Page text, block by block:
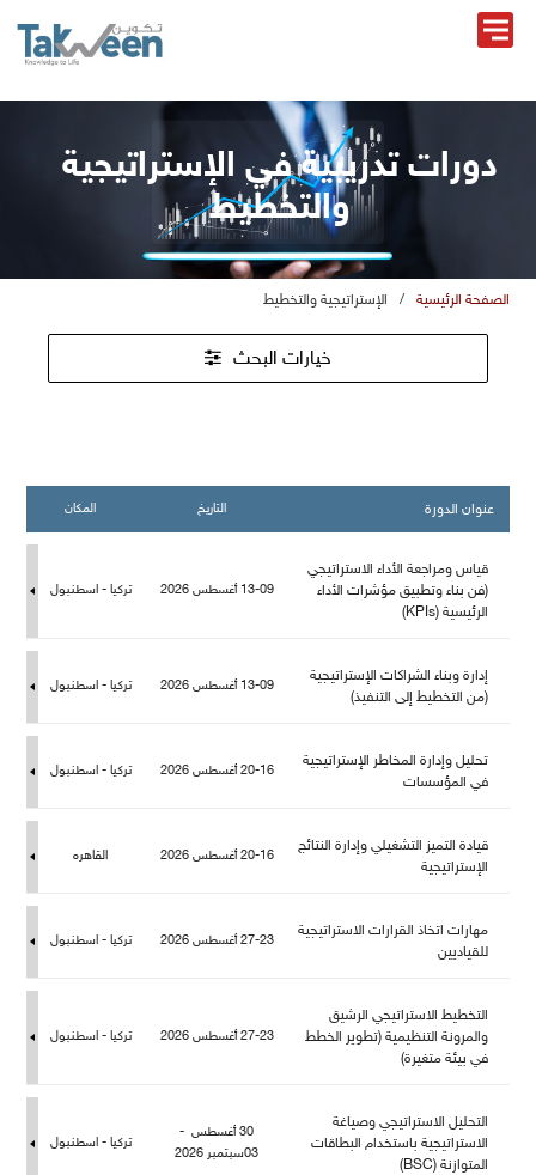
دورات تدريبية في الإستراتيجية
والتخطيط
الصفحة الرئيسية / الإستراتيجية والتخطيط
خيارات البحث
عنوان الدورة التاريخ المكان
قياس ومراجعة الأداء الاستراتيجي
(فن بناء وتطبيق مؤشرات الأداء
الرئيسية (KPIs)
13-09 أغسطس 2026 تركيا - اسطنبو
إدارة وبناء الشراكات الإستراتيجية
(من التخطيط إلى التنفيذ)
13-09 أغسطس 2026 تركيا - اسطنبو
تحليل وإدارة المخاطر الإستراتيجية
في المؤسسات
20-16 أغسطس 2026 تركيا - اسطنبو
قيادة التميز التشغيلي وإدارة النتائج
الإستراتيجية
20-16 أغسطس 2026 القاهره
هارات اتخاذ القرارات الاستراتيجية
قياديين
27-23 أغسطس 2026 تركيا - اسطنبو
التخطيط الاستراتيجي الرشيق
والمرونة التنظيمية (تطوير الخطط
في بيئة متغيرة)
27-23 أغسطس 2026 تركيا - اسطنبو
التحليل الاستراتيجي وصياغة
الاستراتيجية باستخدام البطاقات
المتوازنة (BSC)
30 أغسطس -
03سبتمبر 2026
تركيا - اسطنبو